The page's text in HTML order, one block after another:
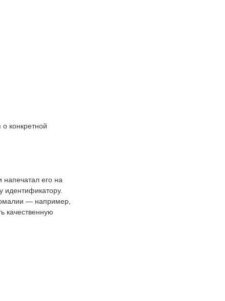
конкретной
напечатал его на
идентификатору.
— например,
качественную